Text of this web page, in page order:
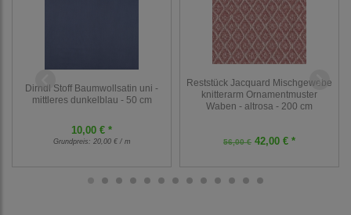
Dirndl Stoff Baumwollsatin uni -
mittleres dunkelblau - 50 cm
10,00 € *
Grundpreis: 20,00 € / m
Reststück Jacquard Mischgewebe
knitterarm Ornamentmuster
Waben - altrosa - 200 cm
56,00 € 42,00 € *